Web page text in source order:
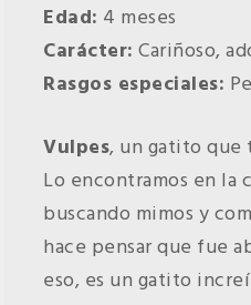
Edad: 4 meses
Carácter: Cariñoso,
Rasgos especiales:
Vulpes, un gatito que
Lo encontramos en la
buscando mimos y
hace pensar que fue
eso, es un gatito